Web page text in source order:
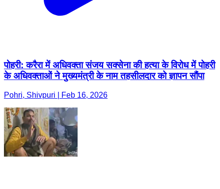
पोहरी: करैरा में अधिवक्ता संजय सक्सेना की हत्या के विरोध में पोहरी
के अधिवक्ताओं ने मुख्यमंत्री के नाम तहसीलदार को ज्ञापन सौंपा
Pohri, Shivpuri | Feb 16, 2026